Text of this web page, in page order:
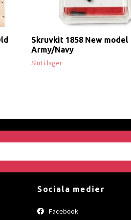
Skruvkit 1858 New model
Army/Navy
Slut i lager
Sociala medier
Facebook